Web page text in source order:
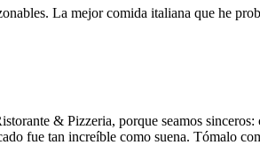
La mejor comida italiana que he
& Pizzeria, porque seamos
fue tan increíble como suena. Tómalo